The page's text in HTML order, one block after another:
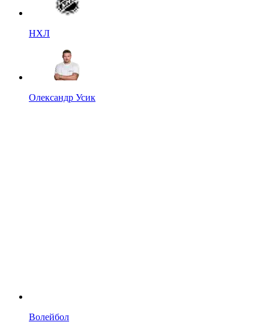
НХЛ
Олександр Усик
Волейбол